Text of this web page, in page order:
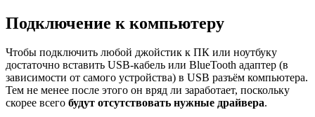
Подключение к компьютеру
Чтобы подключить любой джойстик к ПК или ноутбуку
достаточно вставить USB-кабель или BlueTooth адаптер (в
зависимости от самого устройства) в USB разъём компьютера.
Тем не менее после этого он вряд ли заработает, поскольку
скорее всего будут отсутствовать нужные драйвера.